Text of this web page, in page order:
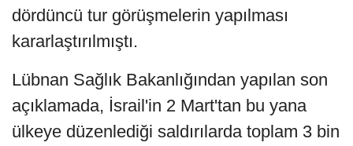
dördüncü tur görüşmelerin yapılması
kararlaştırılmıştı.
Lübnan Sağlık Bakanlığından yapılan son
açıklamada, İsrail'in 2 Mart'tan bu yana
ülkeye düzenlediği saldırılarda toplam 3 bin